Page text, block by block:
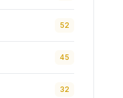
52
45
32